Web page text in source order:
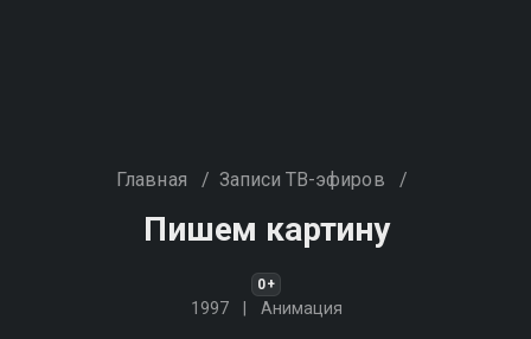
Главная / Записи ТВ-эфиров /
Пишем картину
0+
1997 Анимация